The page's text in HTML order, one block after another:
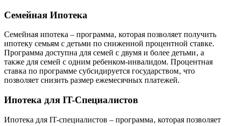
Семейная Ипотека
Семейная ипотека – программа‚ которая позволяет получить
ипотеку семьям с детьми по сниженной процентной ставке.
Программа доступна для семей с двумя и более детьми‚ а
также для семей с одним ребенком-инвалидом. Процентная
ставка по программе субсидируется государством‚ что
позволяет снизить размер ежемесячных платежей.
Ипотека для IT-Специалистов
Ипотека для IT-специалистов – программа‚ которая позволяет